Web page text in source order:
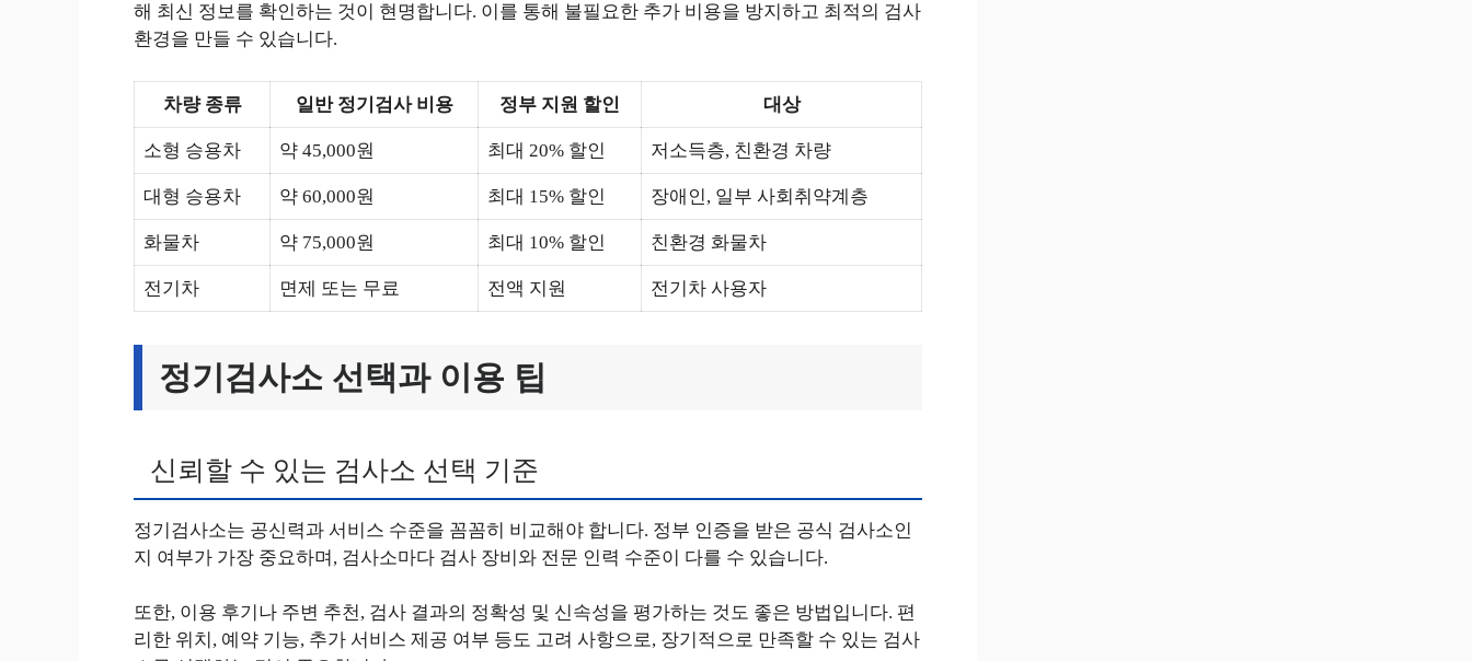
해 최신 정보를 확인하는 것이 현명합니다. 이를 통해 불필요한 추가 비용을 방지하고 최적의 검사
환경을 만들 수 있습니다.
차량 종류 일반 정기검사 비용 정부 지원 할인 대상
소형 승용차 약 45,000원 최대 20% 할인 저소득층, 친환경 차량
대형 승용차 약 60,000원 최대 15% 할인 장애인, 일부 사회취약계층
화물차 약 75,000원 최대 10% 할인 친환경 화물차
전기차 면제 또는 무료 전액 지원 전기차 사용자
정기검사소 선택과 이용 팁
신뢰할 수 있는 검사소 선택 기준
정기검사소는 공신력과 서비스 수준을 꼼꼼히 비교해야 합니다. 정부 인증을 받은 공식 검사소인
지 여부가 가장 중요하며, 검사소마다 검사 장비와 전문 인력 수준이 다를 수 있습니다.
또한, 이용 후기나 주변 추천, 검사 결과의 정확성 및 신속성을 평가하는 것도 좋은 방법입니다. 편
리한 위치, 예약 기능, 추가 서비스 제공 여부 등도 고려 사항으로, 장기적으로 만족할 수 있는 검사